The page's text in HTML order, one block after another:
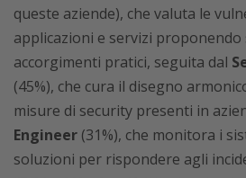
queste aziende), che valuta le
applicazioni e servizi proponendo
accorgimenti pratici, seguita dal
(45%), che cura il disegno
misure di security presenti in
Engineer (31%), che monitora i
soluzioni per rispondere agli